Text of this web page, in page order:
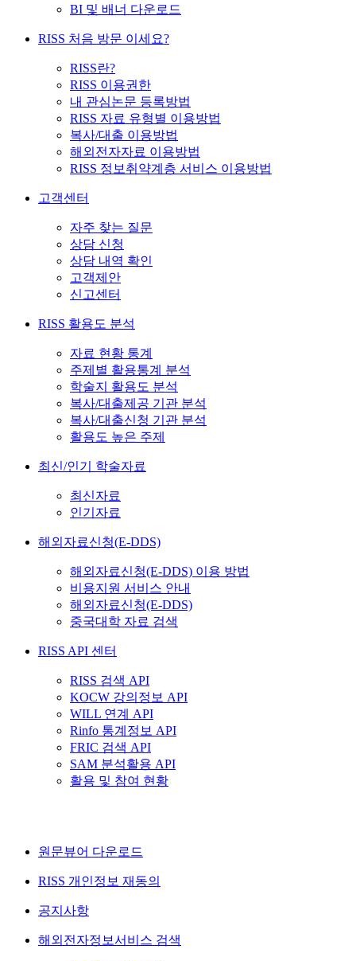
BI 및 배너 다운로드
RISS 처음 방문 이세요?
RISS란?
RISS 이용권한
내 관심논문 등록방법
RISS 자료 유형별 이용방법
복사/대출 이용방법
해외전자자료 이용방법
RISS 정보취약계층 서비스 이용방법
고객센터
자주 찾는 질문
상담 신청
상담 내역 확인
고객제안
신고센터
RISS 활용도 분석
자료 현황 통계
주제별 활용통계 분석
학술지 활용도 분석
복사/대출제공 기관 분석
복사/대출신청 기관 분석
활용도 높은 주제
최신/인기 학술자료
최신자료
인기자료
해외자료신청(E-DDS)
해외자료신청(E-DDS) 이용 방법
비용지원 서비스 안내
해외자료신청(E-DDS)
중국대학 자료 검색
RISS API 센터
RISS 검색 API
KOCW 강의정보 API
WILL 연계 API
Rinfo 통계정보 API
FRIC 검색 API
SAM 분석활용 API
활용 및 참여 현황
원문뷰어 다운로드
RISS 개인정보 재동의
공지사항
해외전자정보서비스 검색